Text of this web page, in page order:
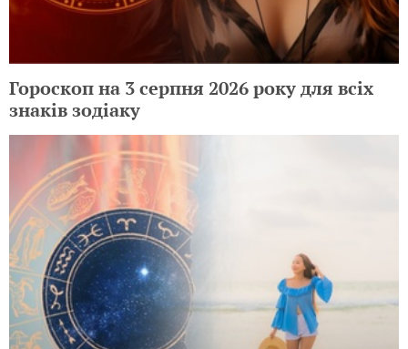
Гороскоп на 3 серпня 2026 року для всіх
знаків зодіаку